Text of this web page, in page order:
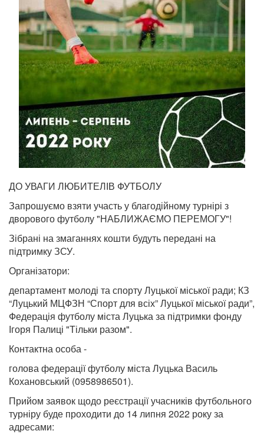
ДО УВАГИ ЛЮБИТЕЛІВ ФУТБОЛУ
Запрошуємо взяти участь у благодійному турнірі з
дворового футболу "НАБЛИЖАЄМО ПЕРЕМОГУ"!
Зібрані на змаганнях кошти будуть передані на
підтримку ЗСУ.
Організатори:
департамент молоді та спорту Луцької міської ради; КЗ
“Луцький МЦФЗН “Спорт для всіх” Луцької міської ради”,
Федерація футболу міста Луцька за підтримки фонду
Ігоря Палиці "Тільки разом".
Контактна особа -
голова федерації футболу міста Луцька Василь
Кохановський (0958986501).
Прийом заявок щодо реєстрації учасників футбольного
турніру буде проходити до 14 липня 2022 року за
адресами: